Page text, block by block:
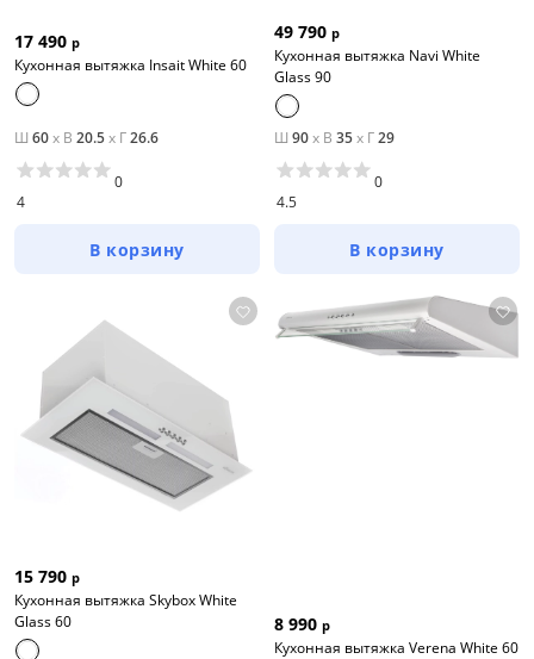
17 490 р
Кухонная вытяжка Insait White 60
Ш 60x В 20.5x Г26.6
4
0
В корзину
49 790 р
Кухонная вытяжка Navi White
Glass 90
Ш 90x В 35x Г29
4.5
0
В корзину
15 790 р
Кухонная вытяжка Skybox White
Glass 60
8 990 р
Кухонная вытяжка Verena White 60